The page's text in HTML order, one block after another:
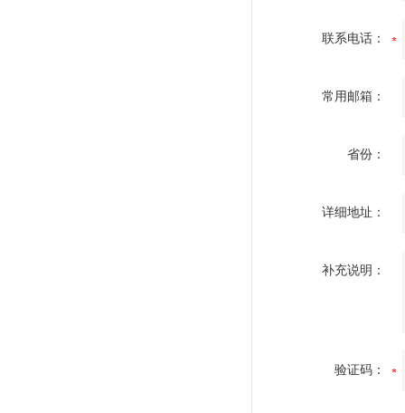
联系电话：
常用邮箱：
省份：
详细地址：
补充说明：
验证码：